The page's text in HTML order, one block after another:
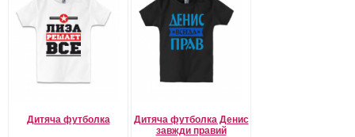
Дитяча футболка
Дитяча футболка Денис
завжди правий